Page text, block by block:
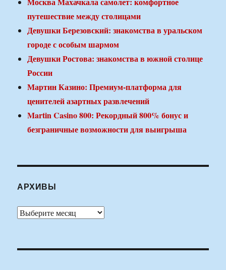
путешествие между столицами
Девушки Березовский: знакомства в уральском
городе с особым шармом
Девушки Ростова: знакомства в южной столице
России
Мартин Казино: Премиум-платформа для
ценителей азартных развлечений
Martin Casino 800: Рекордный 800% бонус и
безграничные возможности для выигрыша
АРХИВЫ
Архивы